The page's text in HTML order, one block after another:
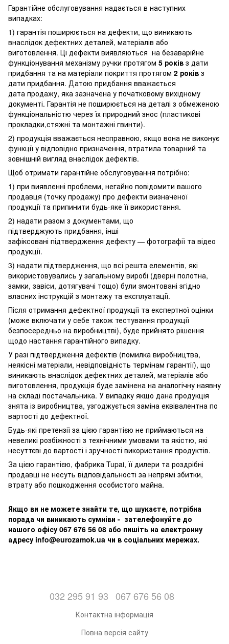
Гарантійне обслуговування надається в наступних
випадках:
1) гарантія поширюється на дефекти, що виникають
внаслідок дефектних деталей, матеріалів або
виготовлення. Ці дефекти виявляються на безаварійне
функціонування механізму ручки протягом 5 років з дати
придбання та на матеріали покриття протягом 2 років з
дати придбання. Датою придбання вважається
дата продажу, яка зазначена у початковому вихідному
документі. Гарантія не поширюється на деталі з обмеженою
функціональністю через їх природний знос (пластикові
прокладки,стяжні та монтажні гвинти).
2) продукція вважається несправною, якщо вона не виконує
функції у відповідно призначення, втратила товарний та
зовнішній вигляд внаслідок дефектів.
Щоб отримати гарантійне обслуговування потрібно:
1) при виявленні проблеми, негайно повідомити вашого
продавця (точку продажу) про дефекти визначеної
продукції та припинити будь-яке її використання.
2) надати разом з документами, що
підтверджують придбання, інші
зафіксовані підтвердження дефекту — фотографії та відео
продукції.
3) надати підтвердження, що всі решта елементів, які
використовувались у загальному виробі (дверні полотна,
замки, завіси, дотягувачі тощо) були змонтовані згідно
власних інструкцій з монтажу та експлуатації.
Після отримання дефектної продукції та експертної оцінки
(може включати у себе також тестування продукції
безпосередньо на виробництві), буде прийнято рішення
щодо настання гарантійного випадку.
У разі підтвердження дефектів (помилка виробництва,
неякісні матеріали, невідповідність термінам гарантії), що
виникають внаслідок дефектних деталей, матеріалів або
виготовлення, продукція буде замінена на аналогічну наявну
на складі постачальника. У випадку якщо дана продукція
знята із виробництва, узгоджується заміна еквівалентна по
вартості до дефектної.
Будь-які претензії за цією гарантією не приймаються на
невеликі розбіжності з технічними умовами та якістю, які
несуттєві до вартості і зручності використання продуктів.
За цією гарантією, фабрика Tupai, її дилери та роздрібні
продавці не несуть відповідальності за непрямі збитки,
втрату або пошкодження особистого майна.
Якщо ви не можете знайти те, що шукаєте, потрібна
порада чи виникають сумніви - зателефонуйте до
нашого офісу 067 676 56 08 або пишіть на електронну
адресу info@eurozamok.ua чи в соціальних мережах.
032 295 91 93 067 676 56 08
Контактна інформація
Повна версія сайту